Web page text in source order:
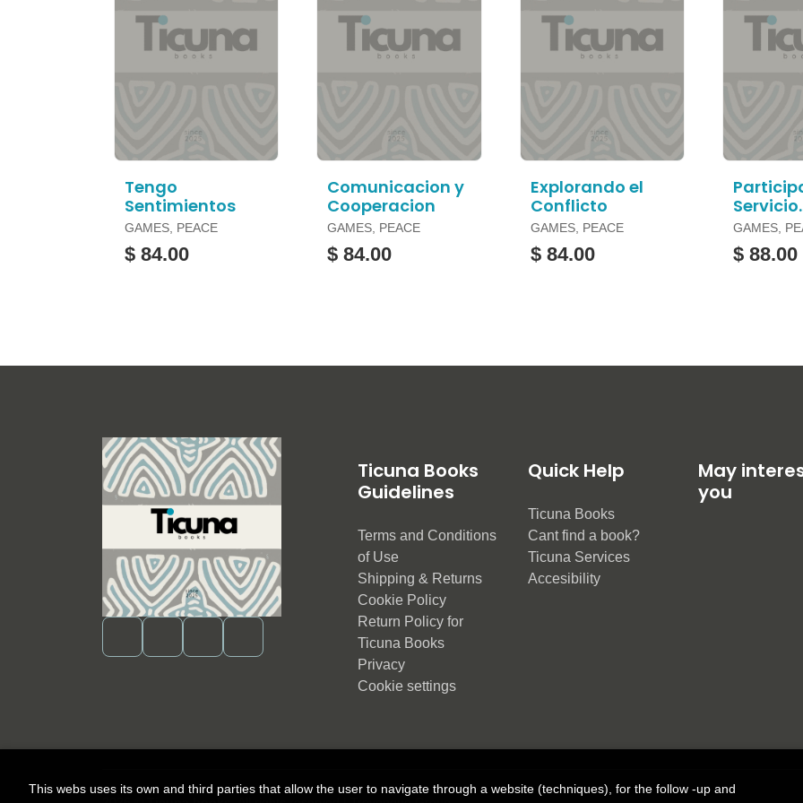
Tengo
Sentimientos
GAMES, PEACE
$ 84.00
Comunicacion y
Cooperacion
GAMES, PEACE
$ 84.00
Explorando el
Conflicto
GAMES, PEACE
$ 84.00
Servicio
GAMES,
$ 88.00
Ticuna Books
Guidelines
Terms and Conditions
of Use
Shipping & Returns
Cookie Policy
Return Policy for
Ticuna Books
Privacy
Cookie settings
Quick Help
Ticuna Books
Cant find a book?
Ticuna Services
Accesibility
May
you
This webs uses its own and third parties that allow the user to navigate through a website (techniques), for the follow -up and